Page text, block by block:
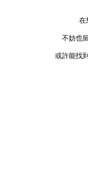
在
不妨也
或許能找